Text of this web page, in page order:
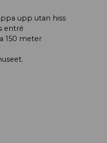
upp utan hiss
entré
150 meter